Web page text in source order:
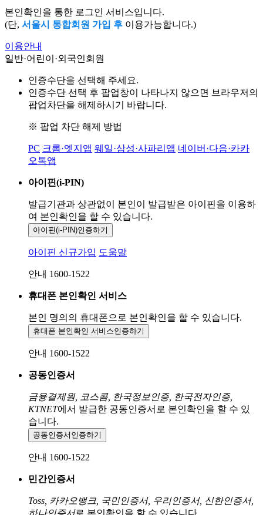
본인확인을 통한 로그인 서비스입니다.
(단, 서울시 통합회원 가입 후 이용가능합니다.)
이용안내
일반·어린이·외국인회원
인증수단을 선택해 주세요.
인증수단 선택 후 팝업창이 나타나지 않으면 브라우저의
팝업차단을 해제하시기 바랍니다.
※ 팝업 차단 해제 방법
PC 크롬·엣지앱 웨일·삼성·사파리앱 네이버·다음·카카
오톡앱
아이핀(i-PIN)
발급기관과 상관없이 본인이 발급받은 아이핀을 이용하
여 본인확인을 할 수 있습니다.
아이핀(i-PIN)인증하기
아이핀 신규가입 도움말
안내 1600-1522
휴대폰 본인확인 서비스
본인 명의의 휴대폰으로 본인확인을 할 수 있습니다.
휴대폰 본인확인 서비스인증하기
안내 1600-1522
공동인증서
금융결제원, 코스콤, 한국정보인증, 한국전자인증,
KTNET에서 발급한 공동인증서로 본인확인을 할 수 있
습니다.
공동인증서 인증하기
안내 1600-1522
민간인증서
Toss, 카카오뱅크, 국민인증서, 우리인증서, 신한인증서,